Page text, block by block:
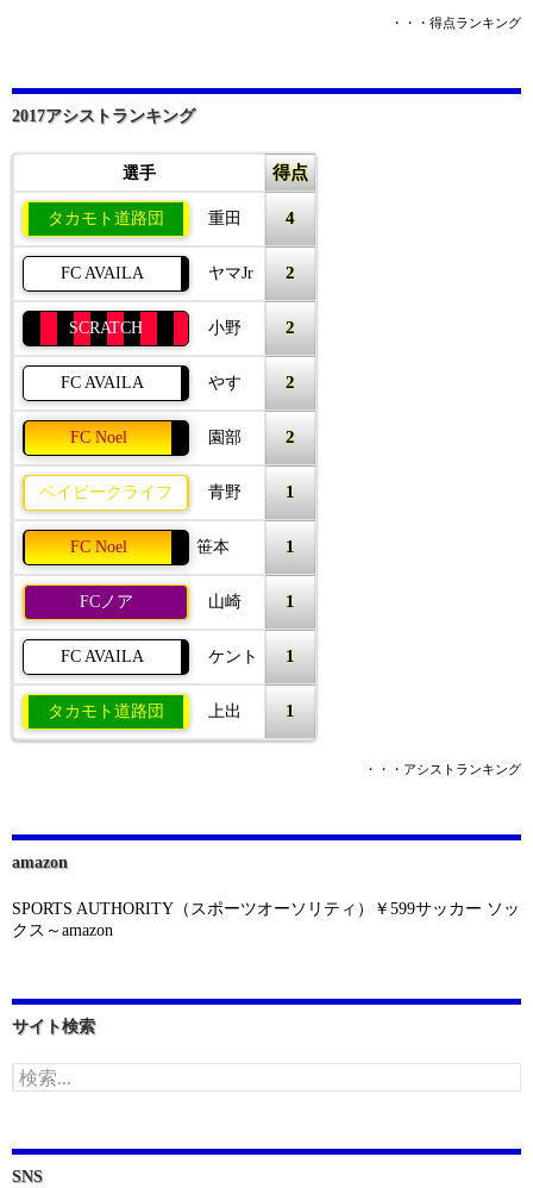
・・・得点ランキング
2017アシストランキング
選手 得点
タカモト道路団 重田 4
FC AVAILA ヤマJr 2
SCRATCH 小野 2
FC AVAILA やす 2
FC Noel 園部 2
ベイビークライフ 青野 1
FC Noel 笹本 1
FCノア 山崎 1
FC AVAILA ケント 1
タカモト道路団 上出 1
・・・アシストランキング
amazon
SPORTS AUTHORITY（スポーツオーソリティ）￥599サッカー ソッ
クス～amazon
サイト検索
検
索:
SNS